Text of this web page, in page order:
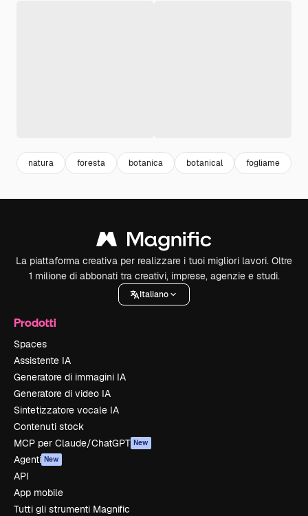
natura foresta botanica botanical fogliame
La piattaforma creativa per realizzare i tuoi migliori lavori. Oltre
1 milione di abbonati tra creativi, imprese, agenzie e studi.
Italiano
Prodotti
Spaces
Assistente IA
Generatore di immagini IA
Generatore di video IA
Sintetizzatore vocale IA
Contenuti stock
MCP per Claude/ChatGPT New
Agenti New
API
App mobile
Tutti gli strumenti Magnific